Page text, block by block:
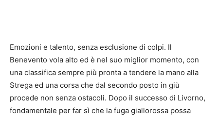
Emozioni e talento, senza esclusione di colpi. Il
Benevento vola alto ed è nel suo miglior momento, con
una classifica sempre più pronta a tendere la mano alla
Strega ed una corsa che dal secondo posto in giù
procede non senza ostacoli. Dopo il successo di Livorno,
fondamentale per far sì che la fuga giallorossa possa